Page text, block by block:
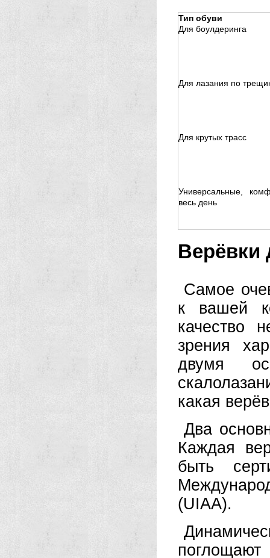
Тип обуви
Для боулдеринга
Для лазания по
Для крутых трасс
Универсальные,
весь день
Верёвки
Самое
к вашей
качество
зрения
двумя
какая
Два
Каждая
быть
(UIAA).